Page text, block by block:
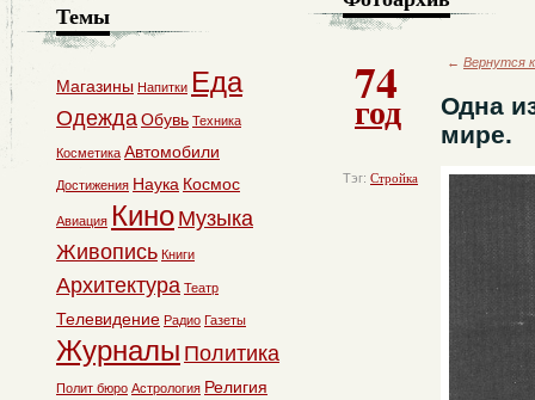
74
год
Тэг: Стройка
← Вернутся
Одна
мире.
Темы
Магазины Напитки Еда
ОдеждаОбувь Техника
Косметика Автомобили
Достижения Наука Космос
Авиация Кино Музыка
Живопись Книги
Архитектура Театр
Телевидение Радио Газеты
Журналы Политика
Полит бюро Астрология Религия